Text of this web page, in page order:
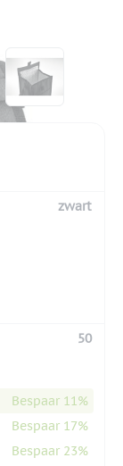
larger image
View larger
zwart
50
Bespaar 11%
Bespaar 17%
Bespaar 23%